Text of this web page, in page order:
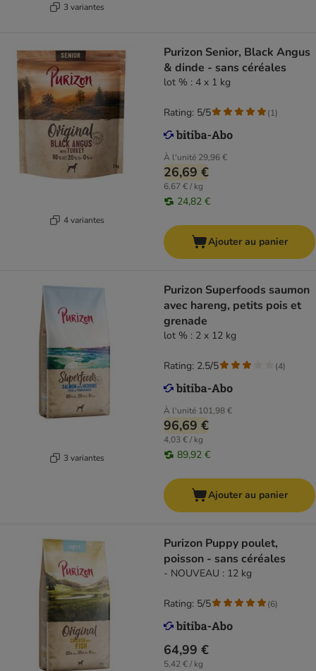
3 variantes
4 variantes
Purizon Senior, Black Angus
& dinde - sans céréales
lot % : 4 x 1 kg
À l'unité 29,96 €
26,69 €
6,67 € / kg
24,82 €
Rating: 5/5 (1)
Ajouter au panier
3 variantes
Purizon Superfoods saumon
avec hareng, petits pois et
grenade
lot % : 2 x 12 kg
À l'unité 101,98 €
96,69 €
4,03 € / kg
89,92 €
Rating: 2.5/5 (4)
Ajouter au panier
Purizon Puppy poulet,
poisson - sans céréales
- NOUVEAU : 12 kg
64,99 €
5,42 € / kg
Rating: 5/5 (6)